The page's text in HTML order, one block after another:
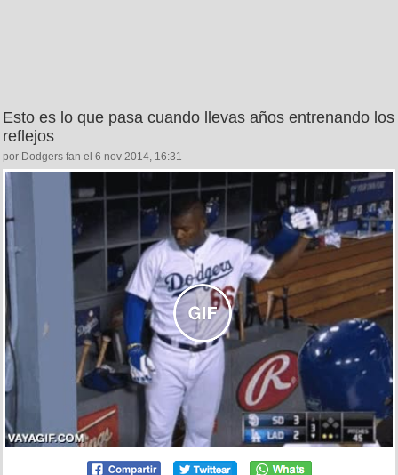
Esto es lo que pasa cuando llevas años entrenando los
reflejos
por Dodgers fan el 6 nov 2014, 16:31